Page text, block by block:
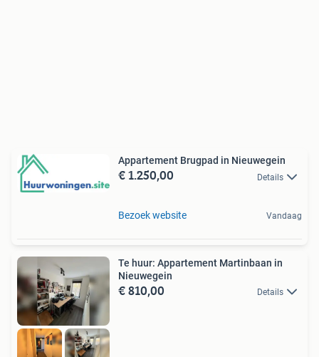
Appartement Brugpad in Nieuwegein
€ 1.250,00 Details
Bezoek website Vandaag
Te huur: Appartement Martinbaan in
Nieuwegein
€ 810,00 Details